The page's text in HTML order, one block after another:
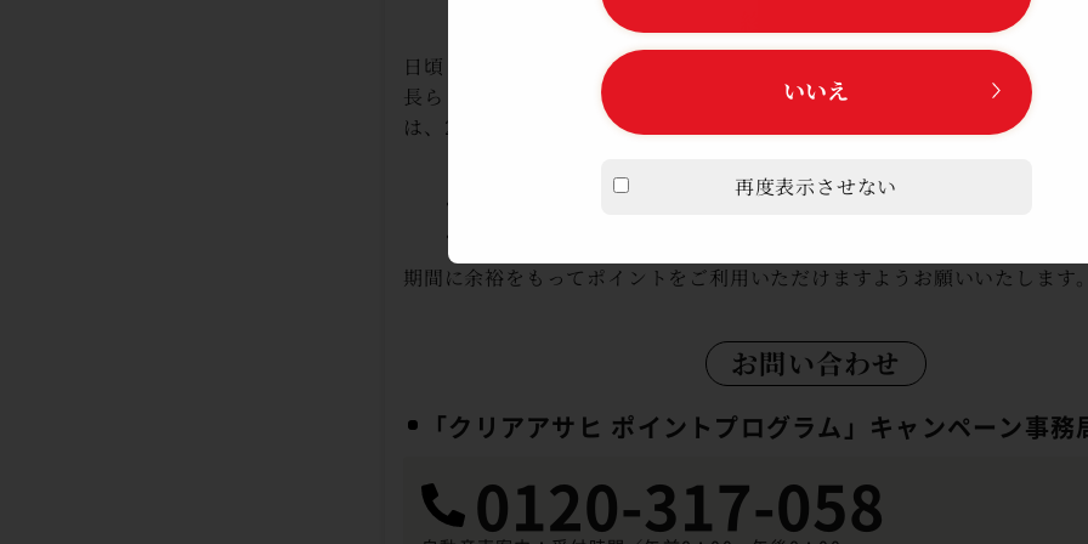
いいえ
再度表示させない
日頃より本キャンペーンをご利用いただき、誠にありがとうございます。
長らくご愛顧いただいております「クリアアサヒ ポイントプログラム キャ
は、2026年9月30日（水）をもって終了いたします。
・貯めたポイントはキャンペーン終了までにご利用ください。
・終了後はポイントが無効となり、使用ができなくなりますのでご注意
期間に余裕をもってポイントをご利用いただけますようお願いいたします。
お問い合わせ
「クリアアサヒ ポイントプログラム」 キャンペーン事務
0120-317-058